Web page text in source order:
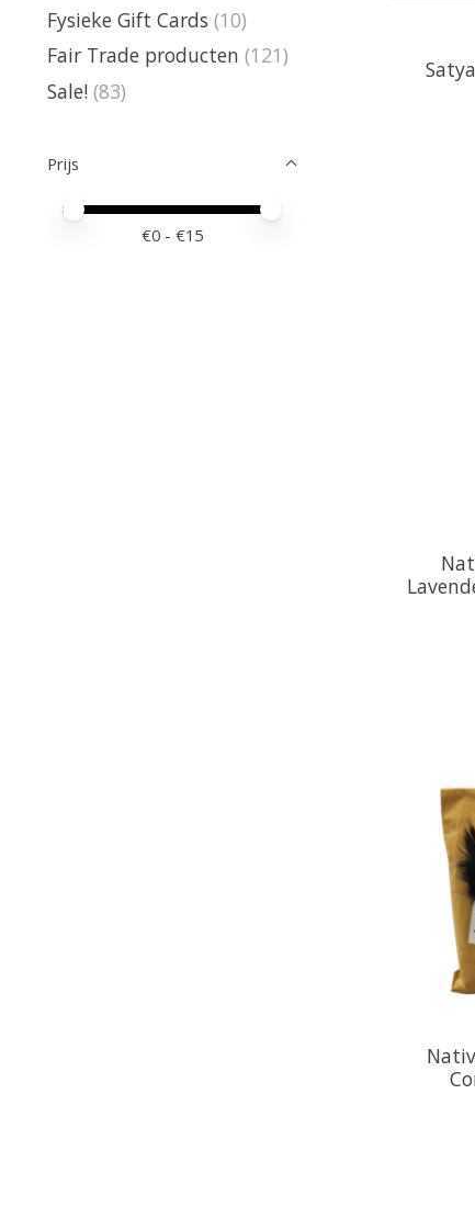
Fysieke Gift Cards (10)
Fair Trade producten (121)
Sale! (83)
Prijs
Minimale prijswaarde
Price maximum value
€0 - €15